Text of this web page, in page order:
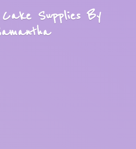
SuppliesBy